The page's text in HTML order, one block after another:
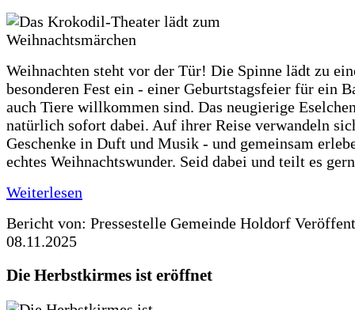
Weihnachten steht vor der Tür! Die Spinne lädt zu
besonderen Fest ein - einer Geburtstagsfeier für ein
auch Tiere willkommen sind. Das neugierige
natürlich sofort dabei. Auf ihrer Reise verwandeln
Geschenke in Duft und Musik - und gemeinsam
echtes Weihnachtswunder. Seid dabei und teilt es
Weiterlesen
Bericht von: Pressestelle Gemeinde Holdorf
08.11.2025
Die Herbstkirmes ist eröffnet